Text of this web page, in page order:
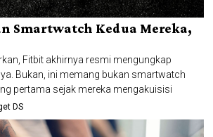
Smartwatch Kedua Mereka,
Fitbit akhirnya resmi mengungkap
Bukan, ini memang bukan smartwatch
pertama sejak mereka mengakuisisi
DS